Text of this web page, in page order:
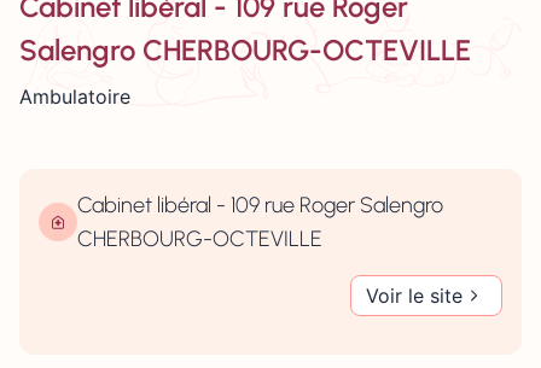
Salengro CHERBOURG-OCTEVILLE
Ambulatoire
Cabinet libéral - 109 rue Roger Salengro
CHERBOURG-OCTEVILLE
Voir le site